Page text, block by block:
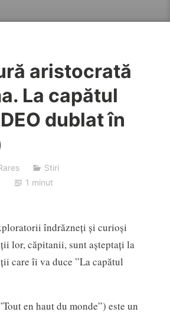
aristocrată
La capătul
dublat în
Stiri
1 minut
îndrăzneți și curioși
lor, căpitanii, sunt așteptați la
care îi va duce ”La capătul
en haut du monde”) este un